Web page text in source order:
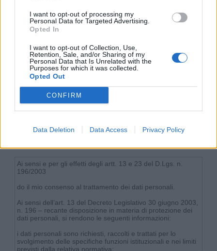
I want to opt-out of processing my
Personal Data for Targeted Advertising.
Opted In
I want to opt-out of Collection, Use,
Retention, Sale, and/or Sharing of my
Personal Data that Is Unrelated with the
Purposes for which it was collected.
Opted Out
CONFIRM
Data Deletion Data Access Privacy Policy
Codice di sicurezza(copia il codice59c6nel box
sottostante)